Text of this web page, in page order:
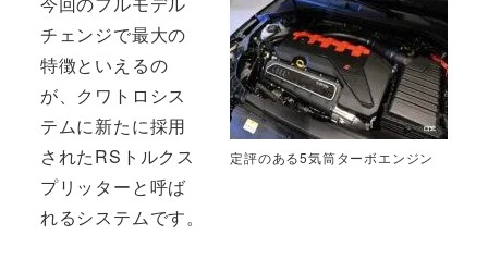
定評のある5気筒ターボエンジン
チェンジで最大の
特徴といえるの
が、クワトロシス
テムに新たに採用
されたRSトルクス
プリッターと呼ば
れるシステムです。